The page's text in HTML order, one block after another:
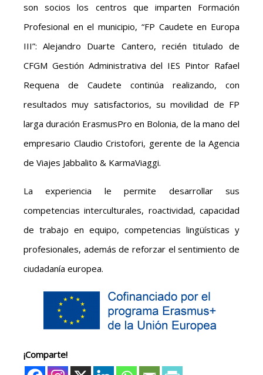
son socios los centros que imparten Formación
Profesional en el municipio, “FP Caudete en Europa
III”: Alejandro Duarte Cantero, recién titulado de
CFGM Gestión Administrativa del IES Pintor Rafael
Requena de Caudete continúa realizando, con
resultados muy satisfactorios, su movilidad de FP
larga duración ErasmusPro en Bolonia, de la mano del
empresario Claudio Cristofori, gerente de la Agencia
de Viajes Jabbalito & KarmaViaggi.
La experiencia le permite desarrollar sus
competencias interculturales, roactividad, capacidad
de trabajo en equipo, competencias lingüísticas y
profesionales, además de reforzar el sentimiento de
ciudadanía europea.
¡Comparte!